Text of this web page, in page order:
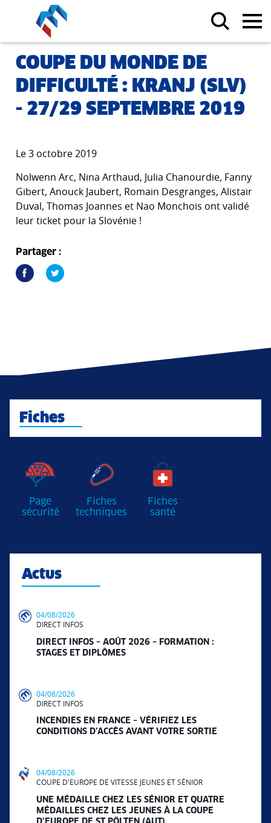
COUPE DU MONDE DE
DIFFICULTÉ : KRANJ (SLV)
- 27/29 SEPTEMBRE 2019
Le 3 octobre 2019
Nolwenn Arc, Nina Arthaud, Julia Chanourdie, Fanny
Gibert, Anouck Jaubert, Romain Desgranges, Alistair
Duval, Thomas Joannes et Nao Monchois ont validé
leur ticket pour la Slovénie !
Partager :
Fiches
Page
sécurité
Fiches
techniques
Fiches
santé
Actus
04/08/2026
DIRECT INFOS
DIRECT INFOS – AOÛT 2026 – FORMATION :
STAGES ET DIPLÔMES
04/08/2026
DIRECT INFOS
INCENDIES EN FRANCE – VÉRIFIEZ LES
CONDITIONS D’ACCÈS AVANT VOTRE SORTIE
04/08/2026
COUPE D'EUROPE DE VITESSE JEUNES ET SÉNIOR
UNE MÉDAILLE CHEZ LES SÉNIOR ET QUATRE
MÉDAILLES CHEZ LES JEUNES À LA COUPE